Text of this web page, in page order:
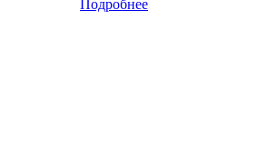
Подробнее